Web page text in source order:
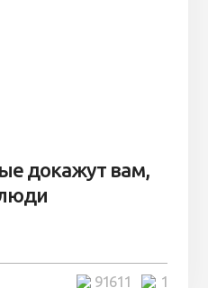
докажут вам,
1
91611